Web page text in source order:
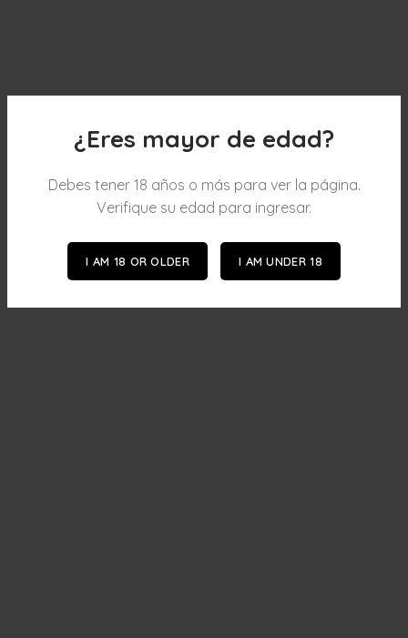
¿Eres mayor de edad?
Debes tener 18 años o más para ver la página.
Verifique su edad para ingresar.
I AM 18 OR OLDER I AM UNDER 18